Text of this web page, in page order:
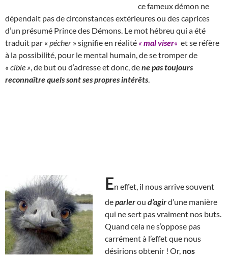
ce fameux démon ne
dépendait pas de circonstances extérieures ou des caprices
d’un présumé Prince des Démons. Le mot hébreu qui a été
traduit par « pécher » signifie en réalité « mal viser« et se réfère
à la possibilité, pour le mental humain, de se tromper de
« cible » , de but ou d’adresse et donc, dene pas toujours
reconnaître quels sont ses propres intérêts
En effet, il nous arrive souvent
deparlerou d’agird’une manière
qui ne sert pas vraiment nos buts.
Quand cela ne s’oppose pas
carrément à l’effet que nous
désirions obtenir ! Or, nos